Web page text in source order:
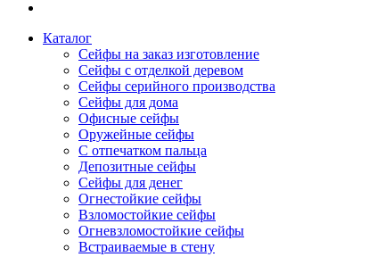
Каталог
Сейфы на заказ изготовление
Сейфы с отделкой деревом
Сейфы серийного производства
Сейфы для дома
Офисные сейфы
Оружейные сейфы
С отпечатком пальца
Депозитные сейфы
Сейфы для денег
Огнестойкие сейфы
Взломостойкие сейфы
Огневзломостойкие сейфы
Встраиваемые в стену